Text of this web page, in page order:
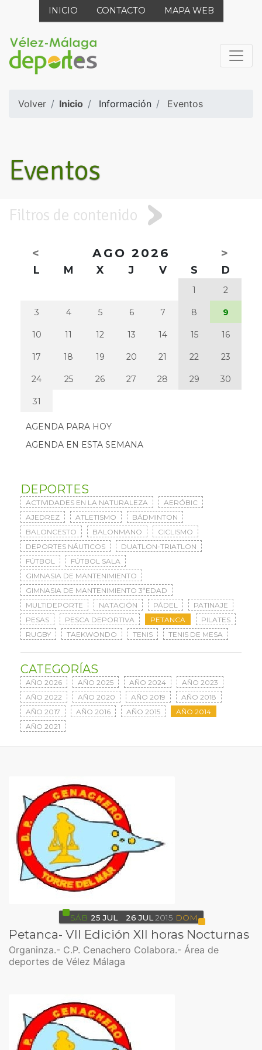
INICIO CONTACTO MAPA WEB
Volver Inicio Información Eventos
Eventos
Filtros de contenido
< AGO 2026 >
L M X J V S D
1 2
3 4 5 6 7 8 9
10 11 12 13 14 15 16
17 18 19 20 21 22 23
24 25 26 27 28 29 30
31
AGENDA PARA HOY
AGENDA EN ESTA SEMANA
DEPORTES
ACTIVIDADES EN LA NATURALEZA
AERÓBIC
AJEDREZ
ATLETISMO
BÁDMINTON
BALONCESTO
BALONMANO
CICLISMO
DEPORTES NÁUTICOS
DUATLON-TRIATLON
FÚTBOL
FÚTBOL SALA
GIMNASIA DE MANTENIMIENTO
GIMNASIA DE MANTENIMIENTO 3ªEDAD
MULTIDEPORTE
NATACIÓN PÁDEL
PATINAJE
PESAS
PESCA DEPORTIVA PETANCA
PILATES
RUGBY
TAEKWONDO TENIS TENIS DE MESA
CATEGORÍAS
AÑO 2026 AÑO 2025 AÑO 2024
AÑO 2023
AÑO 2022
AÑO 2020 AÑO 2019
AÑO 2018
AÑO 2017
AÑO 2016 AÑO 2015
AÑO 2014
AÑO 2021
SÁB 25 JUL 26 JUL 2015 DOM
Petanca- VII Edición XII horas Nocturnas
Organinza.- C.P. Cenachero Colabora.- Área de
deportes de Vélez Málaga